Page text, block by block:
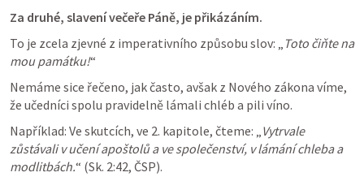
Za druhé, slavení večeře Páně, je přikázáním.
To je zcela zjevné z imperativního způsobu slov: „ Toto čiňte na
mou památku!“
Nemáme sice řečeno, jak často, avšak z Nového zákona víme,
že učedníci spolu pravidelně lámali chléb a pili víno.
Například: Ve skutcích, ve 2. kapitole, čteme: „Vytrvale
zůstávali v učení apoštolů a ve společenství, v lámání chleba a
modlitbách.“ (Sk. 2:42, ČSP).